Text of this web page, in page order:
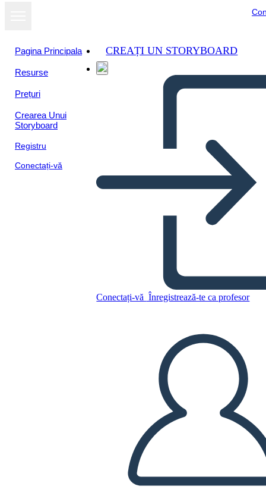
Pagina Principala
Resurse
Prețuri
Crearea Unui
Storyboard
Registru
Conectați-vă
CREAȚI UN STORYBOARD
Conectați-vă Înregistrează-te ca profesor
CREAȚI UN STORYBOARD
REDAȚI PREZENTAREA DE DIAPOZITIVE
CITESTE-MI
Vizualizați ca
prezentare de